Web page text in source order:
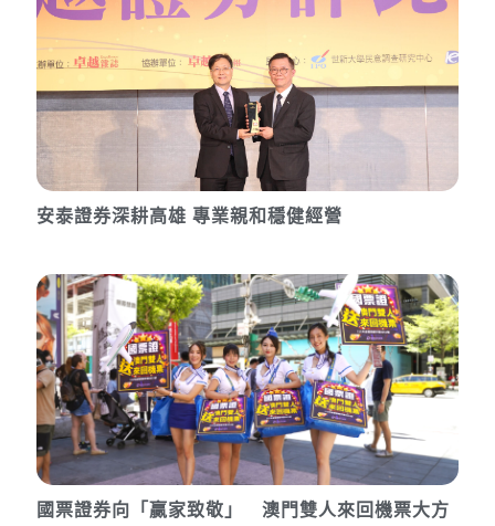
安泰證券深耕高雄 專業親和穩健經營
國票證券向「贏家致敬」 澳門雙人來回機票大方